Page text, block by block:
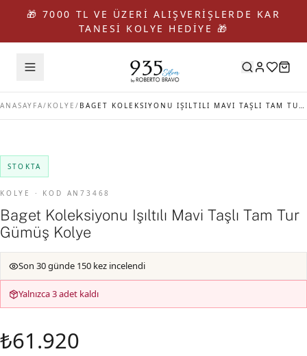
🎁 7000 TL VE ÜZERİ ALIŞVERİŞLERDE KAR
TANESİ KOLYE HEDİYE 🎁
ANASAYFA/ KOLYE / BAGET KOLEKSIYONU IŞILTILI MAVI TAŞLI TAM TUR GÜMÜŞ KOLYE
STOKTA
KOLYE · KOD AN73468
Baget Koleksiyonu Işıltılı Mavi Taşlı Tam Tur
Gümüş Kolye
Son 30 günde 150 kez incelendi
Yalnızca 3 adet kaldı
₺61.920